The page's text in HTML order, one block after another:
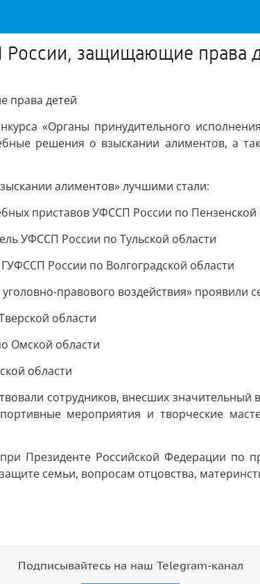
защищающие права
права детей
«Органы принудительного
решения о взыскании алиментов, а
алиментов» лучшими стали:
приставов УФССП России по Пензенской
УФССП России по Тульской области
России по Волгоградской области
правового воздействия» проявили
области
Омской области
области
сотрудников, внесших
мероприятия и творческие
Президенте Российской Федерации по
семьи, вопросам отцовства,
Подписывайтесь на наш Telegram-канал